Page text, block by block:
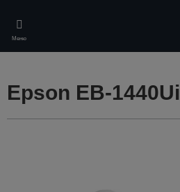
main
content
Меню
Epson EB-